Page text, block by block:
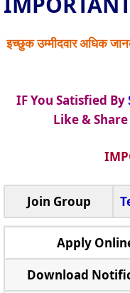
इच्छुक उम्मीदवार अधिक
IF You Satisfied By
Like &
Join Group
Apply
Download